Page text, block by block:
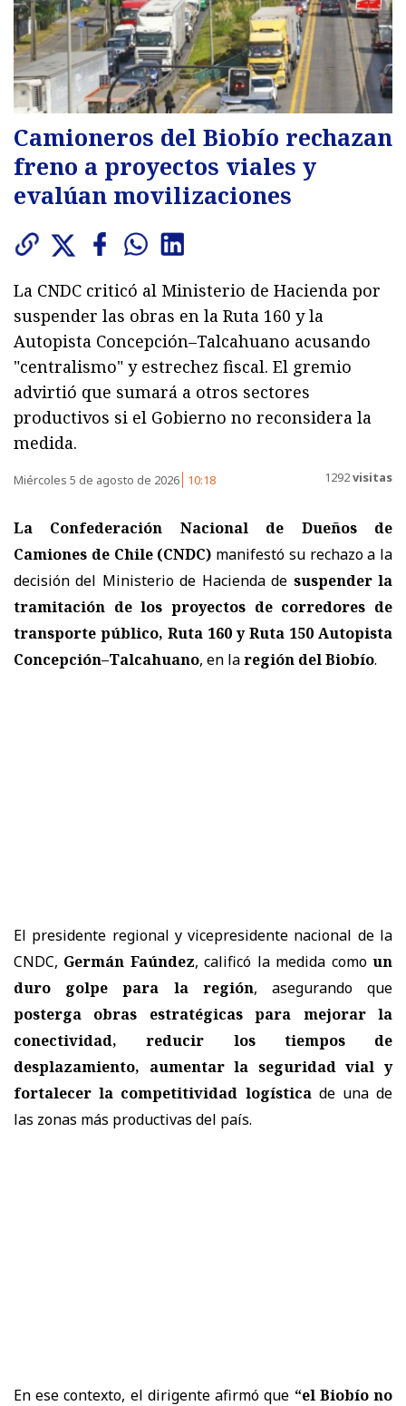
Camioneros del Biobío rechazan
freno a proyectos viales y
evalúan movilizaciones
La CNDC criticó al Ministerio de Hacienda por
suspender las obras en la Ruta 160 y la
Autopista Concepción–Talcahuano acusando
"centralismo" y estrechez fiscal. El gremio
advirtió que sumará a otros sectores
productivos si el Gobierno no reconsidera la
medida.
Miércoles 5 de agosto de 2026 10:18 1292visitas
La Confederación Nacional de Dueños de
Camiones de Chile (CNDC) manifestó su rechazo a la
decisión del Ministerio de Hacienda de suspender la
tramitación de los proyectos de corredores de
transporte público, Ruta 160 y Ruta 150 Autopista
Concepción–Talcahuano, en laregión del Biobío.
El presidente regional y vicepresidente nacional de la
CNDC, Germán Faúndez, calificó la medida comoun
duro golpe para la región, asegurando que
posterga obras estratégicas para mejorar la
conectividad, reducir los tiempos de
desplazamiento, aumentar la seguridad vial y
fortalecer la competitividad logísticade una de
las zonas más productivas del país.
En ese contexto, el dirigente afirmó que “el Biobío no